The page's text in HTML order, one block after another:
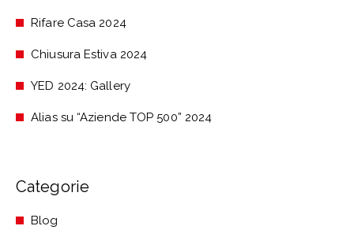
Rifare Casa 2024
Chiusura Estiva 2024
YED 2024: Gallery
Alias su “Aziende TOP 500” 2024
Categorie
Blog